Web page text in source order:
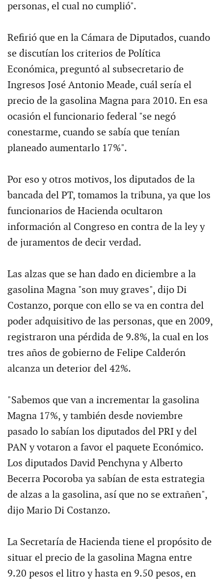
personas, el cual no cumplió".
Refirió que en la Cámara de Diputados, cuando
se discutían los criterios de Política
Económica, preguntó al subsecretario de
Ingresos José Antonio Meade, cuál sería el
precio de la gasolina Magna para 2010. En esa
ocasión el funcionario federal "se negó
conestarme, cuando se sabía que tenían
planeado aumentarlo 17%".
Por eso y otros motivos, los diputados de la
bancada del PT, tomamos la tribuna, ya que los
funcionarios de Hacienda ocultaron
información al Congreso en contra de la ley y
de juramentos de decir verdad.
Las alzas que se han dado en diciembre a la
gasolina Magna "son muy graves", dijo Di
Costanzo, porque con ello se va en contra del
poder adquisitivo de las personas, que en 2009,
registraron una pérdida de 9.8%, la cual en los
tres años de gobierno de Felipe Calderón
alcanza un deterior del 42%.
"Sabemos que van a incrementar la gasolina
Magna 17%, y también desde noviembre
pasado lo sabían los diputados del PRI y del
PAN y votaron a favor el paquete Económico.
Los diputados David Penchyna y Alberto
Becerra Pocoroba ya sabían de esta estrategia
de alzas a la gasolina, así que no se extrañen",
dijo Mario Di Costanzo.
La Secretaría de Hacienda tiene el propósito de
situar el precio de la gasolina Magna entre
9.20 pesos el litro y hasta en 9.50 pesos, en